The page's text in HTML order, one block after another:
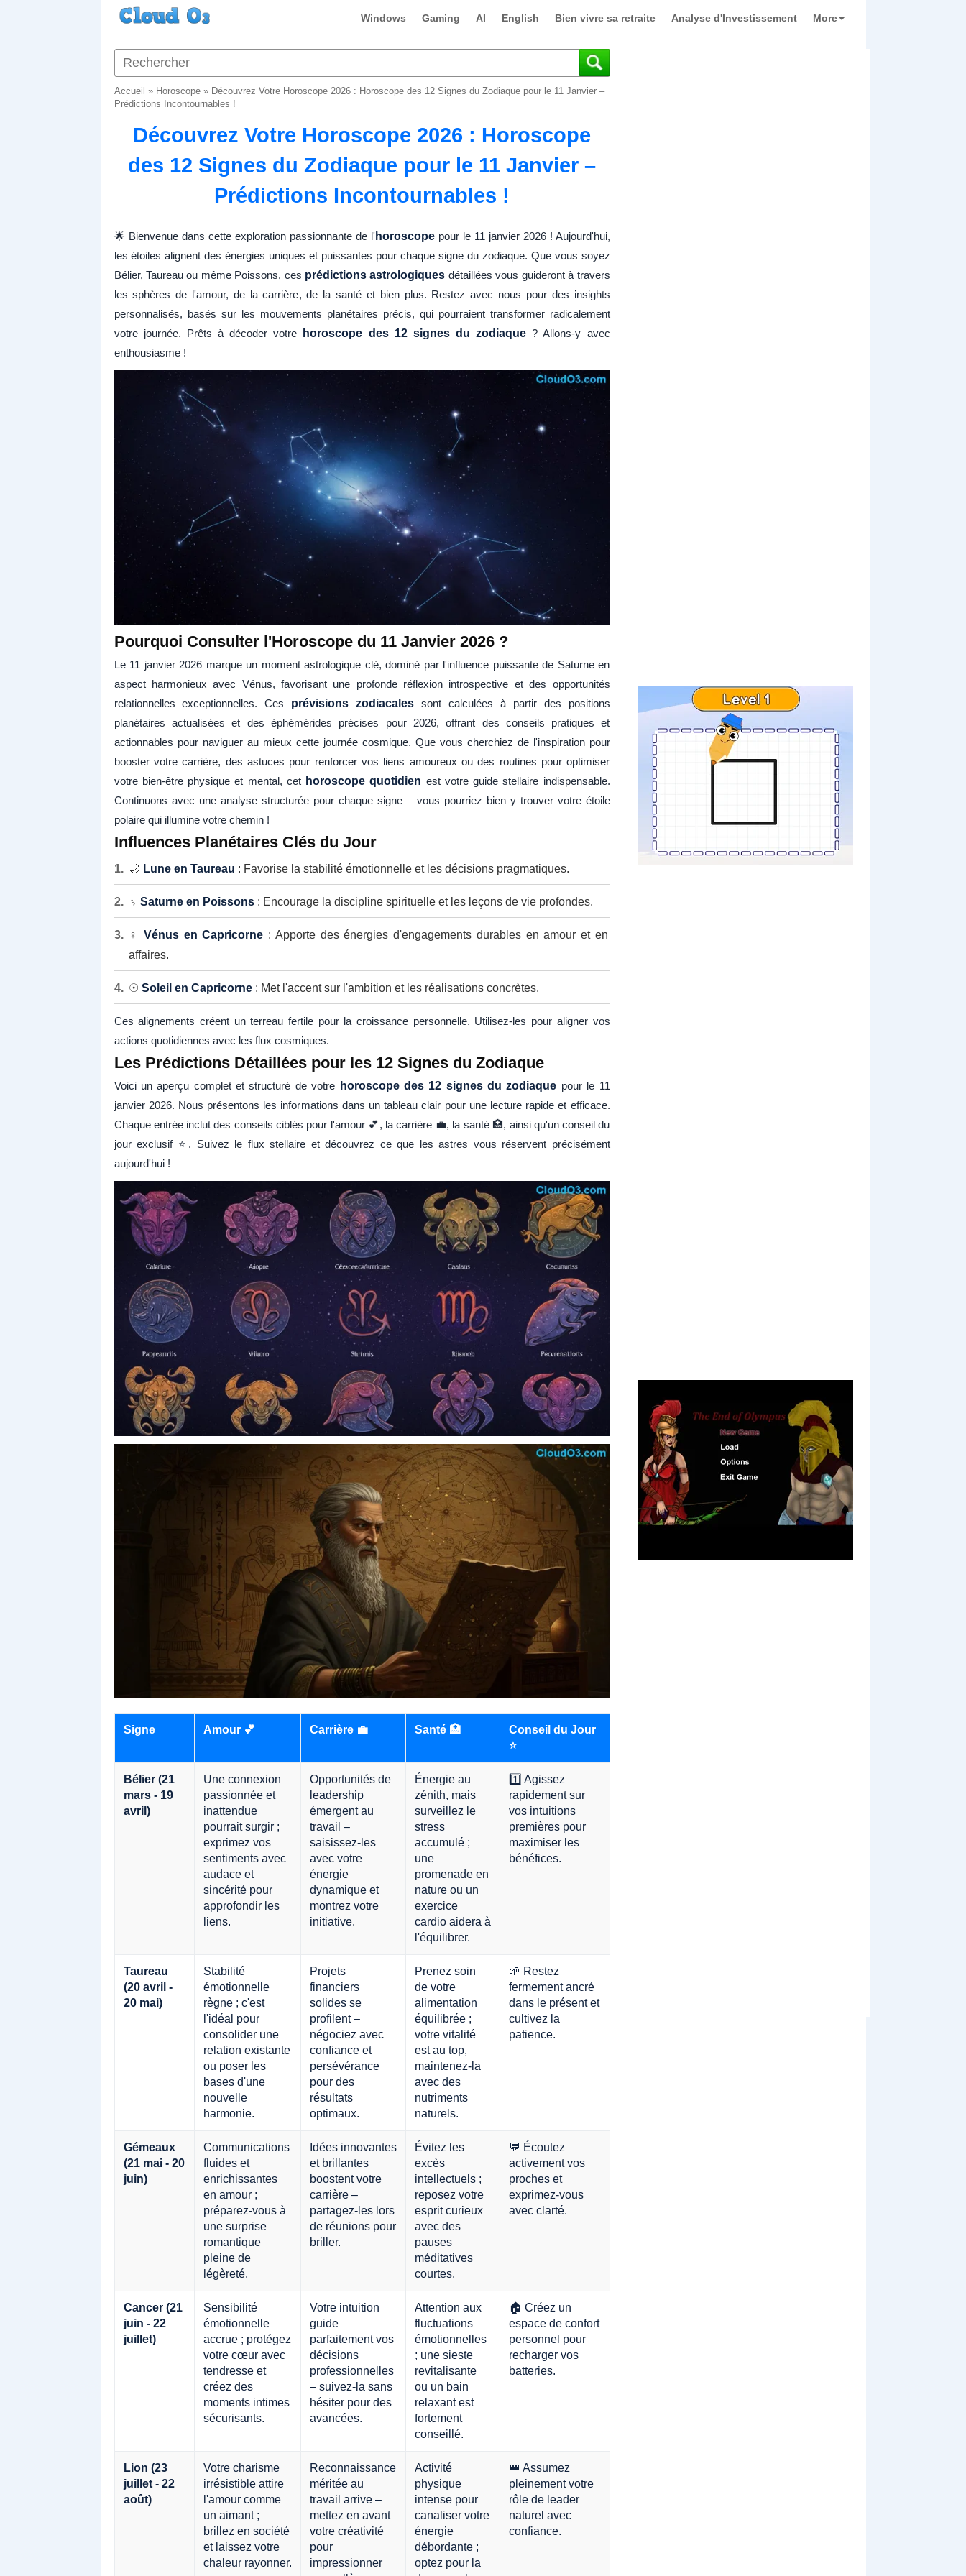
Windows Gaming AI English Bien vivre sa retraite Analyse d'Investissement More
Accueil » Horoscope» Découvrez Votre Horoscope 2026 : Horoscope des 12 Signes du Zodiaque pour le 11 Janvier –
Prédictions Incontournables !
Découvrez Votre Horoscope 2026 : Horoscope
des 12 Signes du Zodiaque pour le 11 Janvier –
Prédictions Incontournables !
🌟 Bienvenue dans cette exploration passionnante de l' horoscopepour le 11 janvier 2026 ! Aujourd'hui,
les étoiles alignent des énergies uniques et puissantes pour chaque signe du zodiaque. Que vous soyez
Bélier, Taureau ou même Poissons, ces prédictions astrologiques détaillées vous guideront à travers
les sphères de l'amour, de la carrière, de la santé et bien plus. Restez avec nous pour des insights
personnalisés, basés sur les mouvements planétaires précis, qui pourraient transformer radicalement
votre journée. Prêts à décoder votre
horoscope des 12 signes du zodiaque ? Allons-y avec
enthousiasme !
Pourquoi Consulter l'Horoscope du 11 Janvier 2026 ?
Le 11 janvier 2026 marque un moment astrologique clé, dominé par l'influence puissante de Saturne en
aspect harmonieux avec Vénus, favorisant une profonde réflexion introspective et des opportunités
relationnelles exceptionnelles. Ces prévisions zodiacales sont calculées à partir des positions
planétaires actualisées et des éphémérides précises pour 2026, offrant des conseils pratiques et
actionnables pour naviguer au mieux cette journée cosmique. Que vous cherchiez de l'inspiration pour
booster votre carrière, des astuces pour renforcer vos liens amoureux ou des routines pour optimiser
votre bien-être physique et mental, cet horoscope quotidien est votre guide stellaire indispensable.
Continuons avec une analyse structurée pour chaque signe – vous pourriez bien y trouver votre étoile
polaire qui illumine votre chemin !
Influences Planétaires Clés du Jour
🌙 Lune en Taureau : Favorise la stabilité émotionnelle et les décisions pragmatiques.
♄ Saturne en Poissons: Encourage la discipline spirituelle et les leçons de vie profondes.
♀ Vénus en Capricorne : Apporte des énergies d'engagements durables en amour et en
affaires.
☉ Soleil en Capricorne: Met l'accent sur l'ambition et les réalisations concrètes.
Ces alignements créent un terreau fertile pour la croissance personnelle. Utilisez-les pour aligner vos
actions quotidiennes avec les flux cosmiques.
Les Prédictions Détaillées pour les 12 Signes du Zodiaque
Voici un aperçu complet et structuré de votre horoscope des 12 signes du zodiaque pour le 11
janvier 2026. Nous présentons les informations dans un tableau clair pour une lecture rapide et efficace.
Chaque entrée inclut des conseils ciblés pour l'amour 💕, la carrière 💼, la santé 🏥, ainsi qu'un conseil du
jour exclusif ⭐. Suivez le flux stellaire et découvrez ce que les astres vous réservent précisément
aujourd'hui !
Signe Amour 💕 Carrière 💼 Santé 🏥
Conseil du Jour
⭐
Bélier (21
mars - 19
avril)
Une connexion
passionnée et
inattendue
pourrait surgir ;
exprimez vos
sentiments avec
audace et
sincérité pour
approfondir les
liens.
Opportunités de
leadership
émergent au
travail –
saisissez-les
avec votre
énergie
dynamique et
montrez votre
initiative.
Énergie au
zénith, mais
surveillez le
stress
accumulé ;
une
promenade en
nature ou un
exercice
cardio aidera à
l'équilibrer.
1️⃣ Agissez
rapidement sur
vos intuitions
premières pour
maximiser les
bénéfices.
Taureau
(20 avril -
20 mai)
Stabilité
émotionnelle
règne ; c'est
l'idéal pour
consolider une
relation existante
ou poser les
bases d'une
nouvelle
harmonie.
Projets
financiers
solides se
profilent –
négociez avec
confiance et
persévérance
pour des
résultats
optimaux.
Prenez soin
de votre
alimentation
équilibrée ;
votre vitalité
est au top,
maintenez-la
avec des
nutriments
naturels.
🌱 Restez
fermement ancré
dans le présent et
cultivez la
patience.
Gémeaux
(21 mai - 20
juin)
Communications
fluides et
enrichissantes
en amour ;
préparez-vous à
une surprise
romantique
pleine de
légèreté.
Idées innovantes
et brillantes
boostent votre
carrière –
partagez-les lors
de réunions pour
briller.
Évitez les
excès
intellectuels ;
reposez votre
esprit curieux
avec des
pauses
méditatives
courtes.
💬 Écoutez
activement vos
proches et
exprimez-vous
avec clarté.
Cancer (21
juin - 22
juillet)
Sensibilité
émotionnelle
accrue ; protégez
votre cœur avec
tendresse et
créez des
moments intimes
sécurisants.
Votre intuition
guide
parfaitement vos
décisions
professionnelles
– suivez-la sans
hésiter pour des
avancées.
Attention aux
fluctuations
émotionnelles
; une sieste
revitalisante
ou un bain
relaxant est
fortement
conseillé.
🏠 Créez un
espace de confort
personnel pour
recharger vos
batteries.
Lion (23
juillet - 22
août)
Votre charisme
irrésistible attire
l'amour comme
un aimant ;
brillez en société
et laissez votre
chaleur rayonner.
Reconnaissance
méritée au
travail arrive –
mettez en avant
votre créativité
pour
impressionner
Activité
physique
intense pour
canaliser votre
énergie
débordante ;
optez pour la
👑 Assumez
pleinement votre
rôle de leader
naturel avec
confiance.